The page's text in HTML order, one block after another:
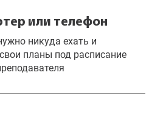
или телефон
никуда ехать и
планы под расписание